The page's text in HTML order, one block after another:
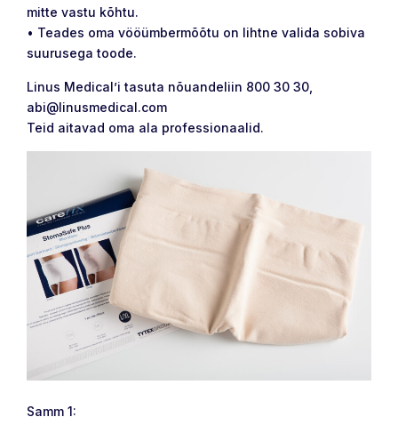
mitte vastu kõhtu.
• Teades oma vööümbermõõtu on lihtne valida sobiva
suurusega toode.
Linus Medical’i tasuta nõuandeliin 800 30 30,
abi@linusmedical.com
Teid aitavad oma ala professionaalid.
Samm 1: